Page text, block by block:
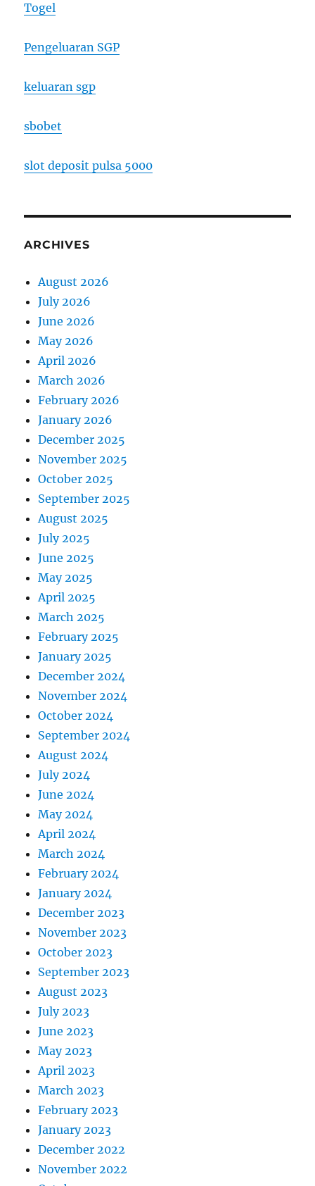
Togel
Pengeluaran SGP
keluaran sgp
sbobet
slot deposit pulsa 5000
ARCHIVES
August 2026
July 2026
June 2026
May 2026
April 2026
March 2026
February 2026
January 2026
December 2025
November 2025
October 2025
September 2025
August 2025
July 2025
June 2025
May 2025
April 2025
March 2025
February 2025
January 2025
December 2024
November 2024
October 2024
September 2024
August 2024
July 2024
June 2024
May 2024
April 2024
March 2024
February 2024
January 2024
December 2023
November 2023
October 2023
September 2023
August 2023
July 2023
June 2023
May 2023
April 2023
March 2023
February 2023
January 2023
December 2022
November 2022